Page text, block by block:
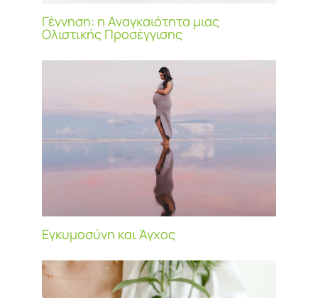
Γέννηση: η Αναγκαιότητα μιας
Ολιστικής Προσέγγισης
Εγκυμοσύνη και Άγχος